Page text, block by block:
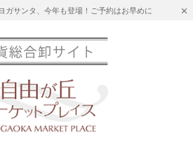
ガサンタ、今年も登場！ご予約はお早めに